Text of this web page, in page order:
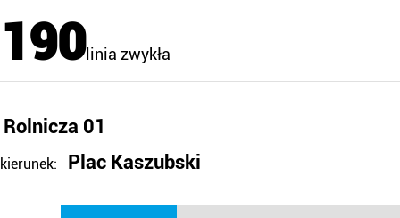
190linia zwykła
Rolnicza 01
kierunek: Plac Kaszubski